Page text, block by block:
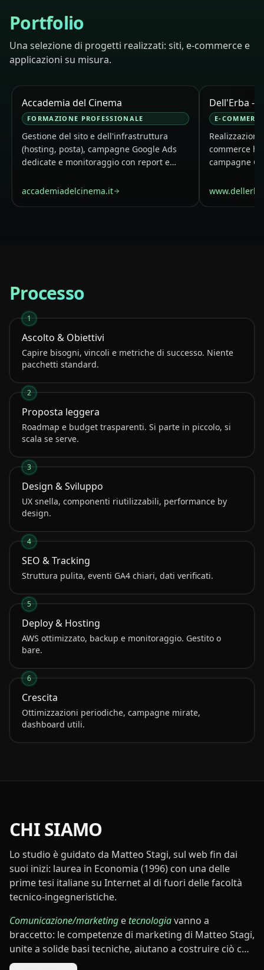
Portfolio
Una selezione di progetti realizzati: siti, e-commerce e
applicazioni su misura.
Accademia del Cinema
FORMAZIONE PROFESSIONALE
Gestione del sito e dell'infrastruttura
(hosting, posta), campagne Google Ads
dedicate e monitoraggio con report e
accademiadelcinema.it
Dell'Erba -
commerce
campagne
Processo
1
Ascolto & Obiettivi
Capire bisogni, vincoli e metriche di successo. Niente
pacchetti standard.
2
Proposta leggera
Roadmap e budget trasparenti. Si parte in piccolo, si
scala se serve.
3
Design & Sviluppo
UX snella, componenti riutilizzabili, performance by
design.
4
SEO & Tracking
Struttura pulita, eventi GA4 chiari, dati verificati.
5
Deploy & Hosting
AWS ottimizzato, backup e monitoraggio. Gestito o
bare.
6
Crescita
Ottimizzazioni periodiche, campagne mirate,
dashboard utili.
CHI SIAMO
Lo studio è guidato da Matteo Stagi, sul web fin dai
suoi inizi: laurea in Economia (1996) con una delle
prime tesi italiane su Internet al di fuori delle facoltà
tecnico-ingegneristiche.
Comunicazione/marketing etecnologiavanno a
braccetto: le competenze di marketing di Matteo Stagi,
unite a solide basi tecniche, aiutano a costruire ciò che
serve davvero e a raggiungere i risultati voluti.